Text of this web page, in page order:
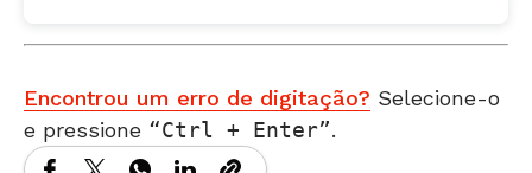
Encontrou um erro de digitação? Selecione-o
e pressione
Ctrl + Enter .